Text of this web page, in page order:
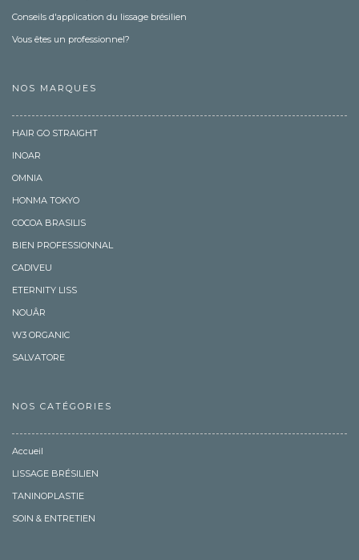
Conseils d'application du lissage brésilien
Vous êtes un professionnel?
NOS MARQUES
HAIR GO STRAIGHT
INOAR
OMNIA
HONMA TOKYO
COCOA BRASILIS
BIEN PROFESSIONNAL
CADIVEU
ETERNITY LISS
NOUÂR
W3 ORGANIC
SALVATORE
NOS CATÉGORIES
Accueil
LISSAGE BRÉSILIEN
TANINOPLASTIE
SOIN & ENTRETIEN